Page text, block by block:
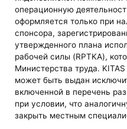
операционную
оформляется только при
спонсора,
утвержденного плана
рабочей силы (RPTKA),
Министерства труда.
может быть выдан
включенной в перечень
при условии, что
закрыть местным